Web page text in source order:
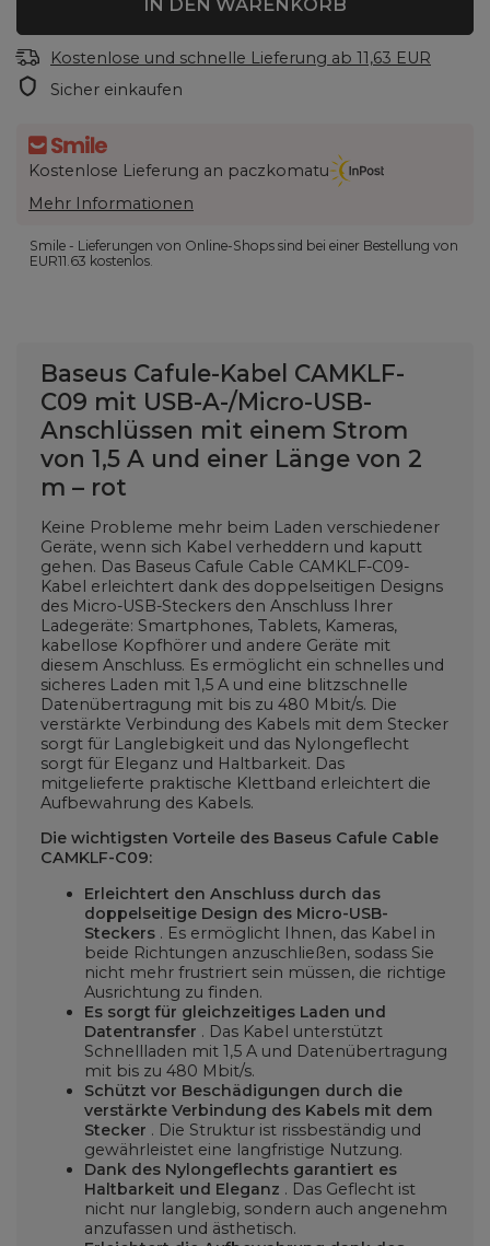
IN DEN WARENKORB
Kostenlose und schnelle Lieferung ab 11,63 EUR
Sicher einkaufen
Kostenlose Lieferung an paczkomatu
Mehr Informationen
Smile - Lieferungen von Online-Shops sind bei einer Bestellung von
EUR11.63 kostenlos.
Baseus Cafule-Kabel CAMKLF-
C09 mit USB-A-/Micro-USB-
Anschlüssen mit einem Strom
von 1,5 A und einer Länge von 2
m – rot
Keine Probleme mehr beim Laden verschiedener
Geräte, wenn sich Kabel verheddern und kaputt
gehen. Das Baseus Cafule Cable CAMKLF-C09-
Kabel erleichtert dank des doppelseitigen Designs
des Micro-USB-Steckers den Anschluss Ihrer
Ladegeräte: Smartphones, Tablets, Kameras,
kabellose Kopfhörer und andere Geräte mit
diesem Anschluss. Es ermöglicht ein schnelles und
sicheres Laden mit 1,5 A und eine blitzschnelle
Datenübertragung mit bis zu 480 Mbit/s. Die
verstärkte Verbindung des Kabels mit dem Stecker
sorgt für Langlebigkeit und das Nylongeflecht
sorgt für Eleganz und Haltbarkeit. Das
mitgelieferte praktische Klettband erleichtert die
Aufbewahrung des Kabels.
Die wichtigsten Vorteile des Baseus Cafule Cable
CAMKLF-C09:
Erleichtert den Anschluss durch das
doppelseitige Design des Micro-USB-
Steckers . Es ermöglicht Ihnen, das Kabel in
beide Richtungen anzuschließen, sodass Sie
nicht mehr frustriert sein müssen, die richtige
Ausrichtung zu finden.
Es sorgt für gleichzeitiges Laden und
Datentransfer . Das Kabel unterstützt
Schnellladen mit 1,5 A und Datenübertragung
mit bis zu 480 Mbit/s.
Schützt vor Beschädigungen durch die
verstärkte Verbindung des Kabels mit dem
Stecker . Die Struktur ist rissbeständig und
gewährleistet eine langfristige Nutzung.
Dank des Nylongeflechts garantiert es
Haltbarkeit und Eleganz . Das Geflecht ist
nicht nur langlebig, sondern auch angenehm
anzufassen und ästhetisch.